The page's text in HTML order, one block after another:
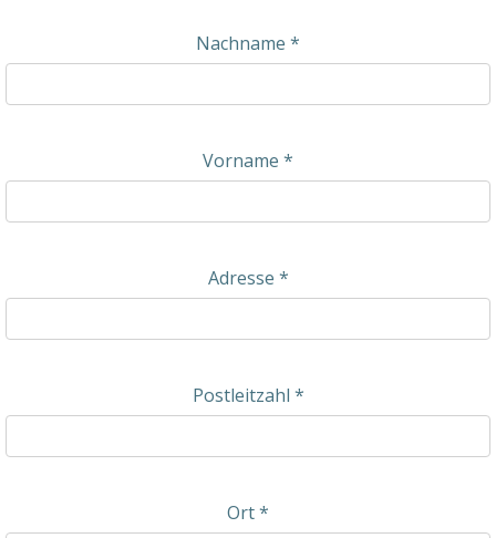
Nachname *
Vorname *
Adresse *
Postleitzahl *
Ort*